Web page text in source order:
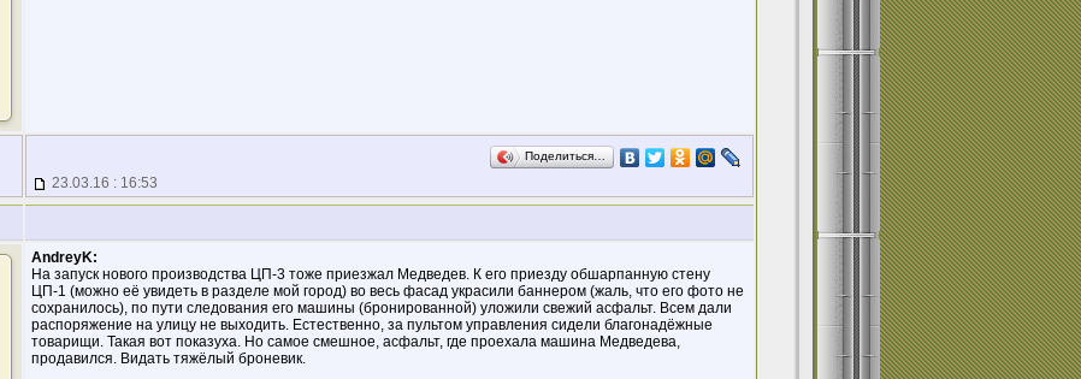
Поделиться…
23.03.16 : 16:53
AndreyK:
На запуск нового производства ЦП-3 тоже приезжал Медведев. К его приезду обшарпанную стену
ЦП-1 (можно её увидеть в разделе мой город) во весь фасад украсили баннером (жаль, что его фото не
сохранилось), по пути следования его машины (бронированной) уложили свежий асфальт. Всем дали
распоряжение на улицу не выходить. Естественно, за пультом управления сидели благонадёжные
товарищи. Такая вот показуха. Но самое смешное, асфальт, где проехала машина Медведева,
продавился. Видать тяжёлый броневик.